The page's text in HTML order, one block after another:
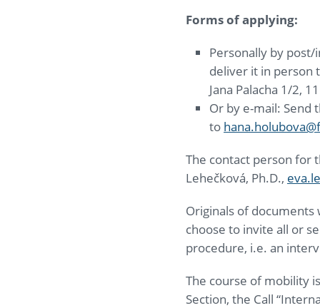
Forms of applying:
Personally by
deliver it in person
Jana Palacha 1/2,
Or by e-mail: Send
to
The contact person for
Lehečková, Ph.D.,
Originals of
choose to invite all or
procedure, i.e. an
The course of mobility
Section, the Call